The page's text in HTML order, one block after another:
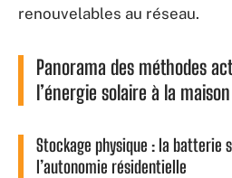
renouvelables au réseau.
Panorama des méthodes
l’énergie solaire à la maison
Stockage physique : la batterie
l’autonomie résidentielle